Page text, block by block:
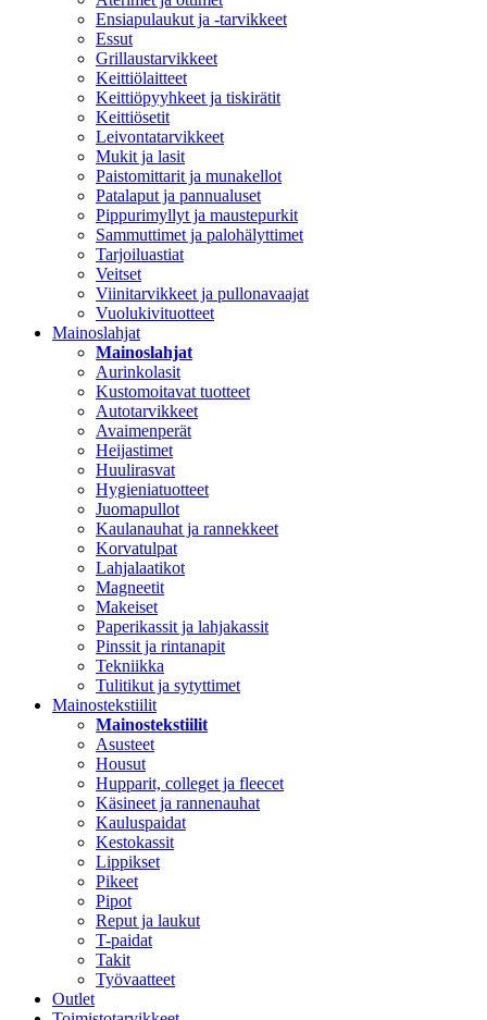
Ensiapulaukut ja -tarvikkeet
Essut
Grillaustarvikkeet
Keittiölaitteet
Keittiöpyyhkeet ja tiskirätit
Keittiösetit
Leivontatarvikkeet
Mukit ja lasit
Paistomittarit ja munakellot
Patalaput ja pannualuset
Pippurimyllyt ja maustepurkit
Sammuttimet ja palohälyttimet
Tarjoiluastiat
Veitset
Viinitarvikkeet ja pullonavaajat
Vuolukivituotteet
Mainoslahjat
Mainoslahjat
Aurinkolasit
Kustomoitavat tuotteet
Autotarvikkeet
Avaimenperät
Heijastimet
Huulirasvat
Hygieniatuotteet
Juomapullot
Kaulanauhat ja rannekkeet
Korvatulpat
Lahjalaatikot
Magneetit
Makeiset
Paperikassit ja lahjakassit
Pinssit ja rintanapit
Tekniikka
Tulitikut ja sytyttimet
Mainostekstiilit
Mainostekstiilit
Asusteet
Housut
Hupparit, colleget ja fleecet
Käsineet ja rannenauhat
Kauluspaidat
Kestokassit
Lippikset
Pikeet
Pipot
Reput ja laukut
T-paidat
Takit
Työvaatteet
Outlet